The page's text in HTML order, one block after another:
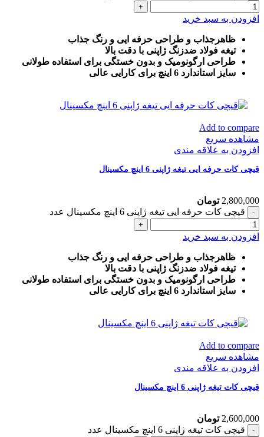
افزودن به سبد خرید
ظاهرجذاب و طراحی حرفه ایی و رنگ جذاب
تیغه فولاد ضدزنگ ژاپنی با دقت بالا
طراحی ارگونومیک و بدون خستگی برای استفاده طولانی
سایز استاندارد 6 اینچ برای کارایی عالی
Add to compare
مشاهده سریع
افزودن به علاقه مندی
قیچی کات حرفه ایی تیغه ژاپنی 6 اینچ مکسینال
2,800,000 تومان
قیچی کات حرفه ایی تیغه ژاپنی 6 اینچ مکسینال عدد
افزودن به سبد خرید
ظاهرجذاب و طراحی حرفه ایی و رنگ جذاب
تیغه فولاد ضدزنگ ژاپنی با دقت بالا
طراحی ارگونومیک و بدون خستگی برای استفاده طولانی
سایز استاندارد 6 اینچ برای کارایی عالی
Add to compare
مشاهده سریع
افزودن به علاقه مندی
قیچی کات تیغه ژاپنی 6 اینچ مکسینال
2,600,000 تومان
قیچی کات تیغه ژاپنی 6 اینچ مکسینال عدد